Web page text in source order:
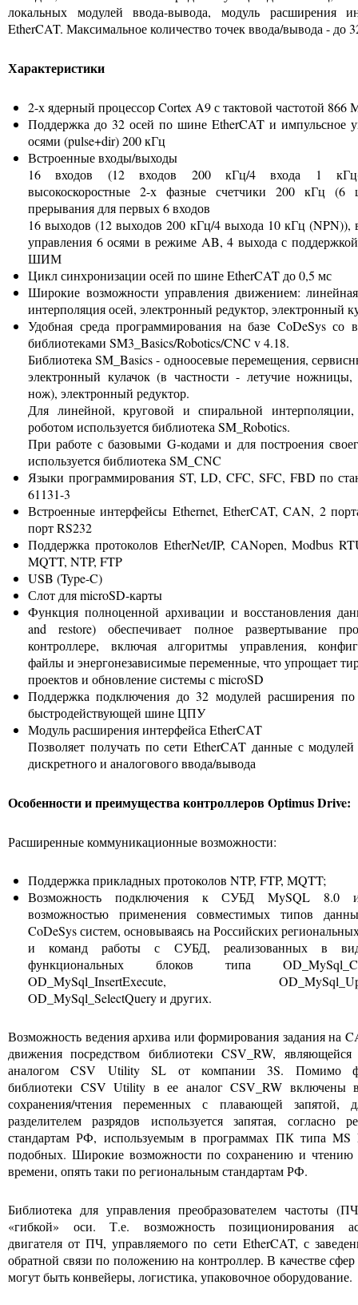
локальных модулей ввода-вывода, модуль расширения
EtherCAT. Максимальное количество точек ввода/вывода - до
Характеристики
2-х ядерный процессор Cortex A9 с тактовой частотой 866
Поддержка до 32 осей по шине EtherCAT и импульсное
осями (pulse+dir) 200 кГц
Встроенные входы/выходы
16 входов (12 входов 200 кГц/4 входа 1
высокоскоростные 2-х фазные счетчики 200 кГц (6
прерывания для первых 6 входов
16 выходов (12 выходов 200 кГц/4 выхода 10 кГц (NPN)),
управления 6 осями в режиме AB, 4 выхода с
ШИМ
Цикл синхронизации осей по шине EtherCAT до 0,5 мс
Широкие возможности управления движением:
интерполяция осей, электронный редуктор, электронный
Удобная среда программирования на базе CoDeSys со
библиотеками SM3_Basics/Robotics/CNC v 4.18.
Библиотека SM_Basics - одноосевые перемещения,
электронный кулачок (в частности - летучие ножницы,
нож), электронный редуктор.
Для линейной, круговой и спиральной интерполяции,
роботом используется библиотека SM_Robotics.
При работе с базовыми G-кодами и для построения
используется библиотека SM_CNC
Языки программирования ST, LD, CFC, SFC, FBD по
61131-3
Встроенные интерфейсы Ethernet, EtherCAT, CAN, 2
порт RS232
Поддержка протоколов EtherNet/IP, CANopen, Modbus
MQTT, NTP, FTP
USB (Type-C)
Слот для microSD-карты
Функция полноценной архивации и восстановления
and restore) обеспечивает полное развертывание
контроллере, включая алгоритмы управления,
файлы и энергонезависимые переменные, что упрощает
проектов и обновление системы с microSD
Поддержка подключения до 32 модулей расширения по
быстродействующей шине ЦПУ
Модуль расширения интерфейса EtherCAT
Позволяет получать по сети EtherCAT данные с
дискретного и аналогового ввода/вывода
Особенности и преимущества контроллеров Optimus Drive:
Расширенные коммуникационные возможности:
Поддержка прикладных протоколов NTP, FTP, MQTT;
Возможность подключения к СУБД MySQL
возможностью применения совместимых типов
CoDeSys систем, основываясь на Российских
и команд работы с СУБД, реализованных в
функциональных блоков типа
OD_MySql_InsertExecute,
OD_MySql_SelectQuery и других.
Возможность ведения архива или формирования задания на
движения посредством библиотеки CSV_RW, являющейся
аналогом CSV Utility SL от компании 3S. Помимо
библиотеки CSV Utility в ее аналог CSV_RW включены
сохранения/чтения переменных с плавающей запятой,
разделителем разрядов используется запятая, согласно
стандартам РФ, используемым в программах ПК типа
подобных. Широкие возможности по сохранению и чтению
времени, опять таки по региональным стандартам РФ.
Библиотека для управления преобразователем частоты
«гибкой» оси. Т.е. возможность позиционирования
двигателя от ПЧ, управляемого по сети EtherCAT, с
обратной связи по положению на контроллер. В качестве
могут быть конвейеры, логистика, упаковочное оборудование.